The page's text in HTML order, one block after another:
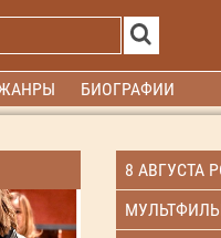
БИОГРАФИИ
8 АВГУСТА